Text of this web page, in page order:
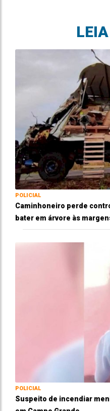
POLICIAL
Caminhoneiro perde
bater em árvore às
POLICIAL
Suspeito de incendiar